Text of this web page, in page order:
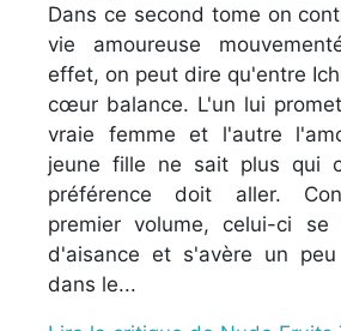
Dans ce second tome on
vie amoureuse
effet, on peut dire qu'entre
cœur balance. L'un lui
vraie femme et l'autre
jeune fille ne sait plus qui
préférence doit aller.
premier volume, celui-ci
d'aisance et s'avère un
dans le...